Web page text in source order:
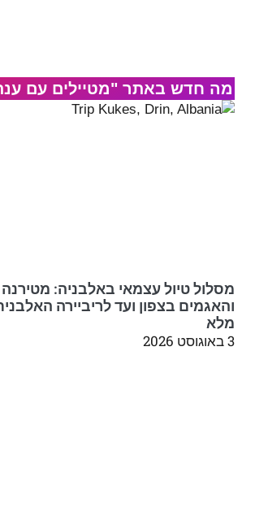
מה חדש באתר "מטיילים עם
מסלול טיול עצמאי באלבניה:
והאגמים בצפון ועד לריביירה
מלא
3 באוגוסט 2026